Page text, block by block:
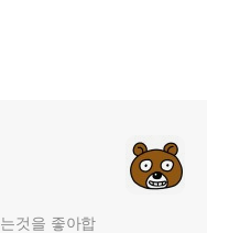
것을 좋아합